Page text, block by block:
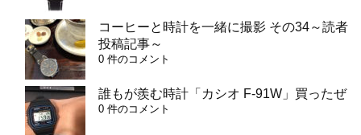
コーヒーと時計を一緒に撮影 その34～読者
投稿記事～
0 件のコメント
誰もが羨む時計「カシオ F-91W」買ったぜ
0 件のコメント